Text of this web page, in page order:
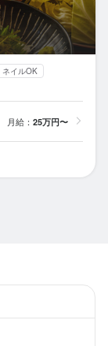
ネイルOK
月給： 25万円〜